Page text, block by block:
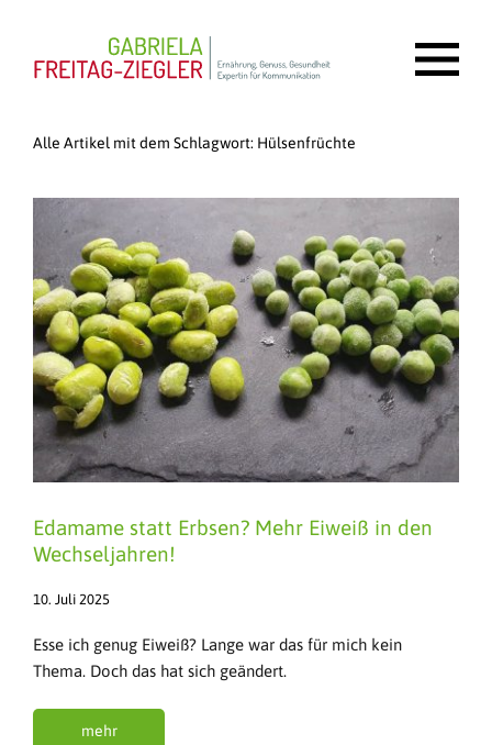
Alle Artikel mit dem Schlagwort: Hülsenfrüchte
Edamame statt Erbsen? Mehr Eiweiß in den
Wechseljahren!
10. Juli 2025
Esse ich genug Eiweiß? Lange war das für mich kein
Thema. Doch das hat sich geändert.
mehr